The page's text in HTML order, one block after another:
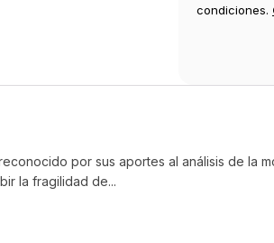
condiciones.
por sus aportes al análisis de la
la fragilidad de...